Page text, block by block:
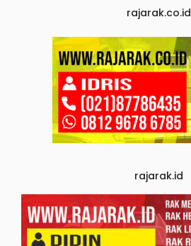
rajarak.co.id
rajarak.id